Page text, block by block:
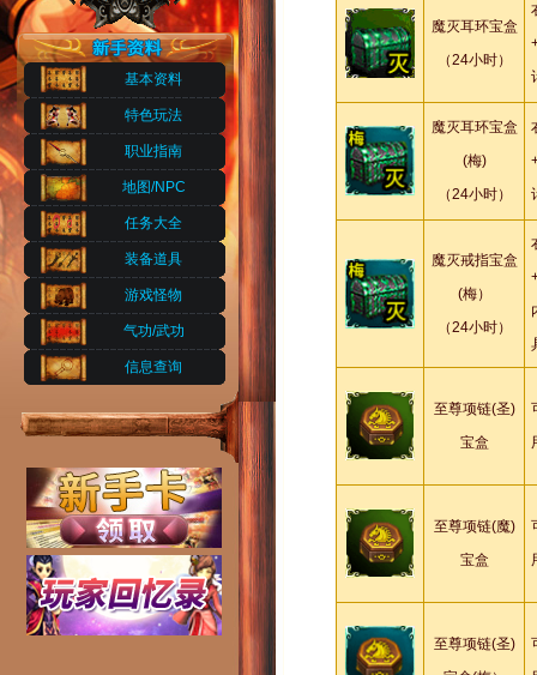
基本资料
特色玩法
职业指南
地图/NPC
任务大全
装备道具
游戏怪物
气功/武功
信息查询
魔灭耳环宝盒
（24小时）
魔灭耳环宝盒
(梅)
（24小时）
魔灭戒指宝盒
(梅）
（24小时）
至尊项链(圣)
宝盒
至尊项链(魔)
宝盒
至尊项链(圣)